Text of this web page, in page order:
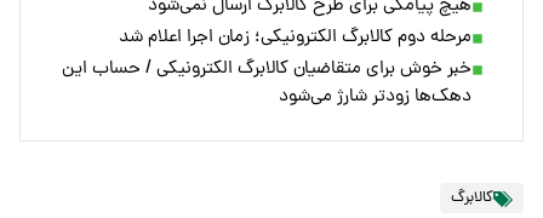
هیچ پیامکی برای طرح کالابرگ ارسال نمی‌شود
مرحله دوم کالابرگ الکترونیکی؛ زمان اجرا اعلام شد
خبر خوش برای متقاضیان کالابرگ الکترونیکی / حساب این
دهک‌ها زودتر شارژ می‌شود
کالابرگ